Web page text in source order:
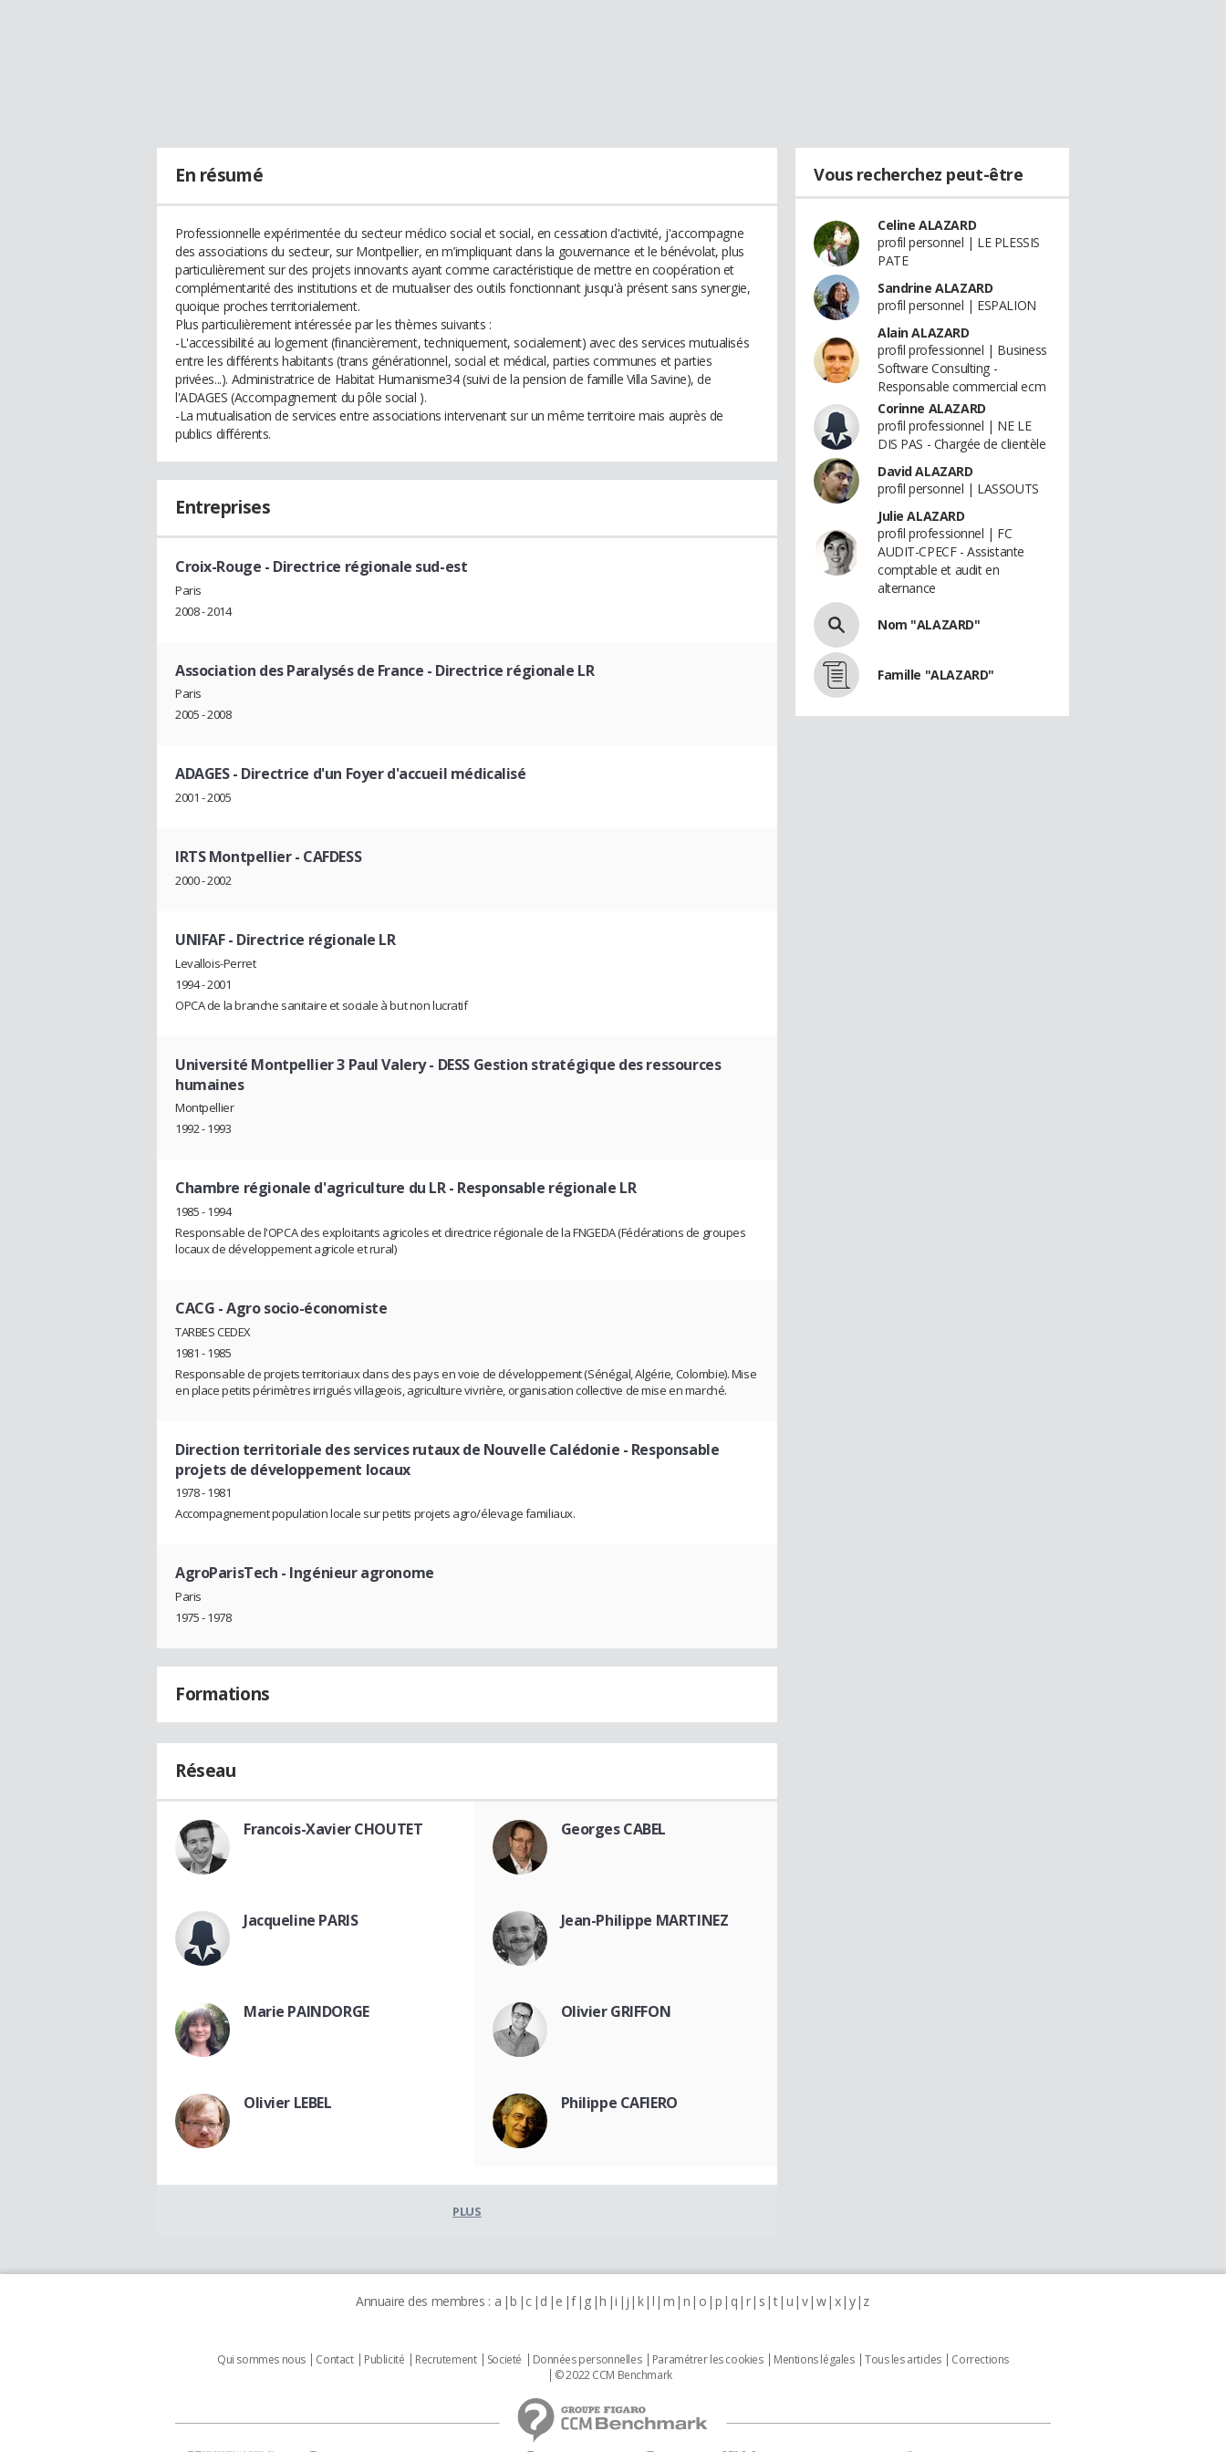
En résumé
Professionnelle expérimentée du secteur médico social et social, en cessation d'activité, j'accompagne
des associations du secteur, sur Montpellier, en m’impliquant dans la gouvernance et le bénévolat, plus
particulièrement sur des projets innovants ayant comme caractéristique de mettre en coopération et
complémentarité des institutions et de mutualiser des outils fonctionnant jusqu'à présent sans synergie,
quoique proches territorialement.
Plus particulièrement intéressée par les thèmes suivants :
-L'accessibilité au logement (financièrement, techniquement, socialement) avec des services mutualisés
entre les différents habitants (trans générationnel, social et médical, parties communes et parties
privées...). Administratrice de Habitat Humanisme34 (suivi de la pension de famille Villa Savine), de
l'ADAGES (Accompagnement du pôle social ).
-La mutualisation de services entre associations intervenant sur un même territoire mais auprès de
publics différents.
Entreprises
Croix-Rouge - Directrice régionale sud-est
Paris
2008 - 2014
Association des Paralysés de France - Directrice régionale LR
Paris
2005 - 2008
ADAGES- Directrice d'un Foyer d'accueil médicalisé
2001 - 2005
IRTS Montpellier- CAFDESS
2000 - 2002
UNIFAF- Directrice régionale LR
Levallois-Perret
1994 - 2001
OPCA de la branche sanitaire et sociale à but non lucratif
Université Montpellier 3 Paul Valery- DESS Gestion stratégique des ressources
humaines
Montpellier
1992 - 1993
Chambre régionale d'agriculture du LR- Responsable régionale LR
1985 - 1994
Responsable de l'OPCA des exploitants agricoles et directrice régionale de la FNGEDA (Fédérations de groupes
locaux de développement agricole et rural)
CACG - Agro socio-économiste
TARBES CEDEX
1981 - 1985
Responsable de projets territoriaux dans des pays en voie de développement (Sénégal, Algérie, Colombie). Mise
en place petits périmètres irrigués villageois, agriculture vivrière, organisation collective de mise en marché.
Direction territoriale des services rutaux de Nouvelle Calédonie - Responsable
projets de développement locaux
1978 - 1981
Accompagnement population locale sur petits projets agro/élevage familiaux.
AgroParisTech - Ingénieur agronome
Paris
1975 - 1978
Formations
Réseau
Francois-Xavier CHOUTET Georges CABEL
Jacqueline PARIS Jean-Philippe MARTINEZ
Marie PAINDORGE Olivier GRIFFON
Olivier LEBEL Philippe CAFIERO
PLUS
Vous recherchez peut-être
Celine ALAZARD
profil personnel | LE PLESSIS
PATE
Sandrine ALAZARD
profil personnel | ESPALION
Alain ALAZARD
profil professionnel | Business
Software Consulting -
Responsable commercial ecm
Corinne ALAZARD
profil professionnel | NE LE
DIS PAS - Chargée de clientèle
David ALAZARD
profil personnel | LASSOUTS
Julie ALAZARD
profil professionnel | FC
AUDIT-CPECF - Assistante
comptable et audit en
alternance
Nom "ALAZARD"
Famille "ALAZARD"
Annuaire des membres : a b c d e f g h i j k l m n o p q r s t u v w x y z
Qui sommes nous Contact Publicité Recrutement Societé Données personnelles Paramétrer les cookies Mentions légales Tous les articles
Corrections
© 2022 CCM Benchmark